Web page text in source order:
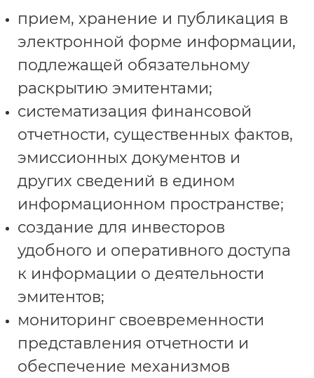
прием, хранение и публикация в
электронной форме информации,
подлежащей обязательному
раскрытию эмитентами;
систематизация финансовой
отчетности, существенных фактов,
эмиссионных документов и
других сведений в едином
информационном пространстве;
создание для инвесторов
удобного и оперативного доступа
к информации о деятельности
эмитентов;
мониторинг своевременности
представления отчетности и
обеспечение механизмов